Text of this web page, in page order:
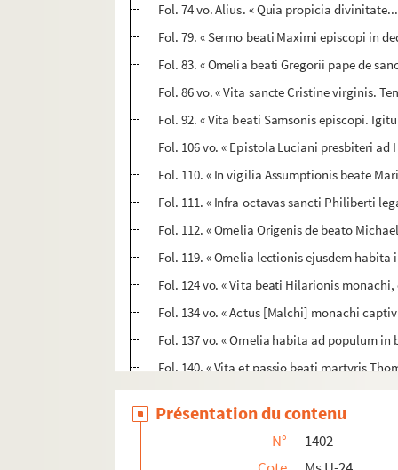
Fol. 74 vo. Alius. « Quia propicia
Fol. 79. « Sermo beati Maximi episcopi in
Fol. 83. « Omelia beati Gregorii pape de
Fol. 86 vo. « Vita sancte Cristine virginis.
Fol. 92. « Vita beati Samsonis episcopi.
Fol. 106 vo. « Epistola Luciani presbiteri
Fol. 110. « In vigilia Assumptionis beate
Fol. 111. « Infra octavas sancti Philiberti
Fol. 112. « Omelia Origenis de beato
Fol. 119. « Omelia lectionis ejusdem
Fol. 124 vo. « Vita beati Hilarionis
Fol. 134 vo. « Actus [Malchi] monachi
Fol. 137 vo. « Omelia habita ad populum
Fol. 140. « Vita et passio beati martyris
Fol. 147. « Narrata quedam de Batilde
Fol. 154. « Vita sancti Ludovici. Beatus
Présentation du contenu
N°
1402